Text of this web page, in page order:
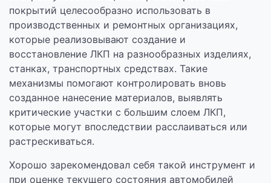
покрытий целесообразно использовать в
производственных и ремонтных организациях,
которые реализовывают создание и
восстановление ЛКП на разнообразных изделиях,
станках, транспортных средствах. Такие
механизмы помогают контролировать вновь
созданное нанесение материалов, выявлять
критические участки с большим слоем ЛКП,
которые могут впоследствии расслаиваться или
растрескиваться.
Хорошо зарекомендовал себя такой инструмент и
при оценке текущего состояния автомобилей